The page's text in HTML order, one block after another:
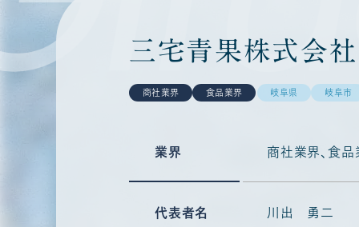
三宅青果株式会社
商社業界 食品業界 岐阜県 岐阜市
業界 商社業界 食品
代表者名 川出 勇二